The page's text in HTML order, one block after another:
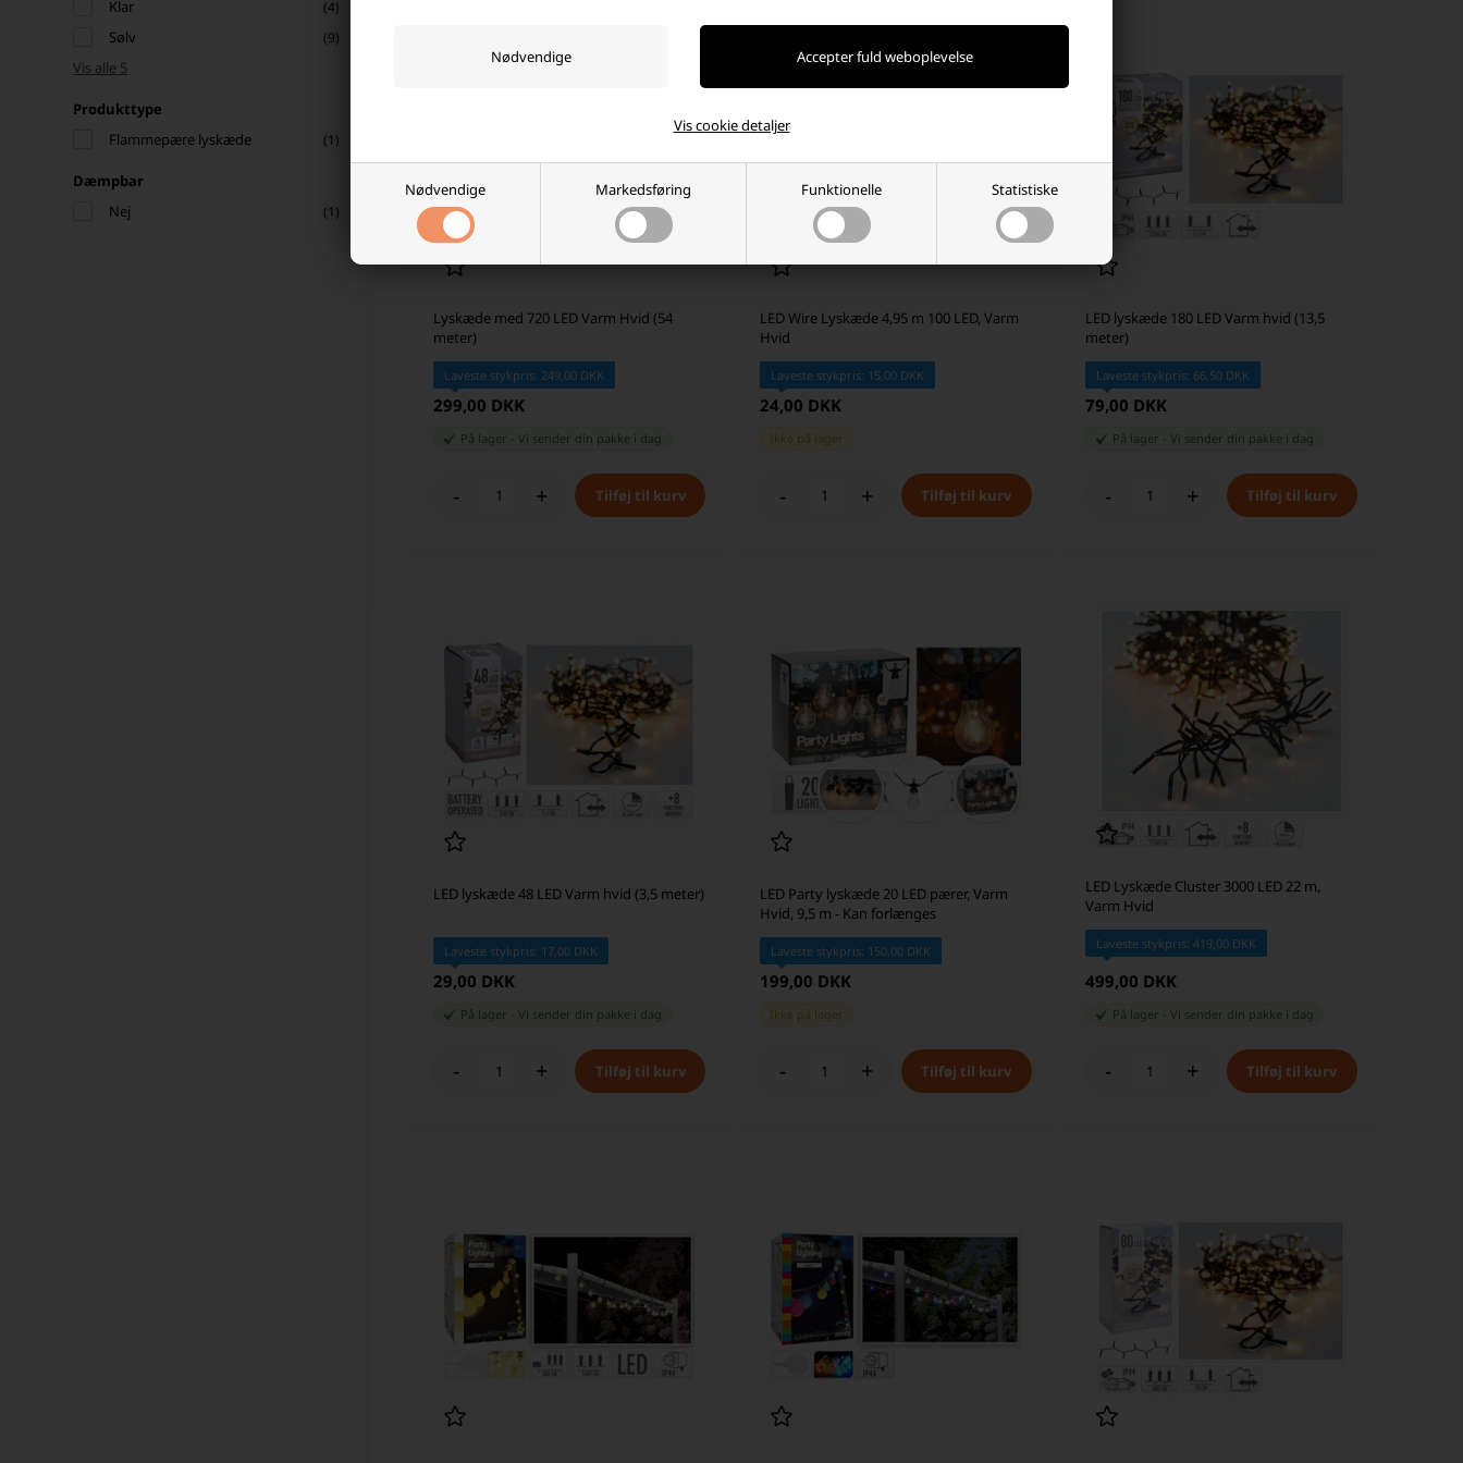
Nødvendige Markedsføring Funktionelle Statistiske
Vis cookie detaljer
Klar (4)
Sølv (9)
Vis alle 5
Produkttype
Flammepære lyskæde
(1)
Dæmpbar
Nej
(1)
Lyskæde med 720 LED Varm Hvid (54
meter)
Laveste stykpris: 249,00 DKK
299,00 DKK
På lager -Vi sender din pakke i dag
- +
LED Wire Lyskæde 4,95 m 100 LED, Varm
Hvid
Laveste stykpris: 15,00 DKK
24,00 DKK
Ikke på lager
- +
LED lyskæde 180 LED Varm hvid (13,5
meter)
Laveste stykpris: 66,50 DKK
79,00 DKK
På lager Vi sender din pakke i dag
- +
LED lyskæde 48 LED Varm hvid (3,5 meter)
Laveste stykpris: 17,00 DKK
29,00 DKK
På lager -Vi sender din pakke i dag
- +
LED Party lyskæde 20 LED pærer, Varm
Hvid, 9,5 m - Kan forlænges
Laveste stykpris: 150,00 DKK
199,00 DKK
Ikke på lager
- +
LED Lyskæde Cluster 3000 LED 22 m,
Varm Hvid
Laveste stykpris: 419,00 DKK
499,00 DKK
På lager Vi sender din pakke i dag
- +